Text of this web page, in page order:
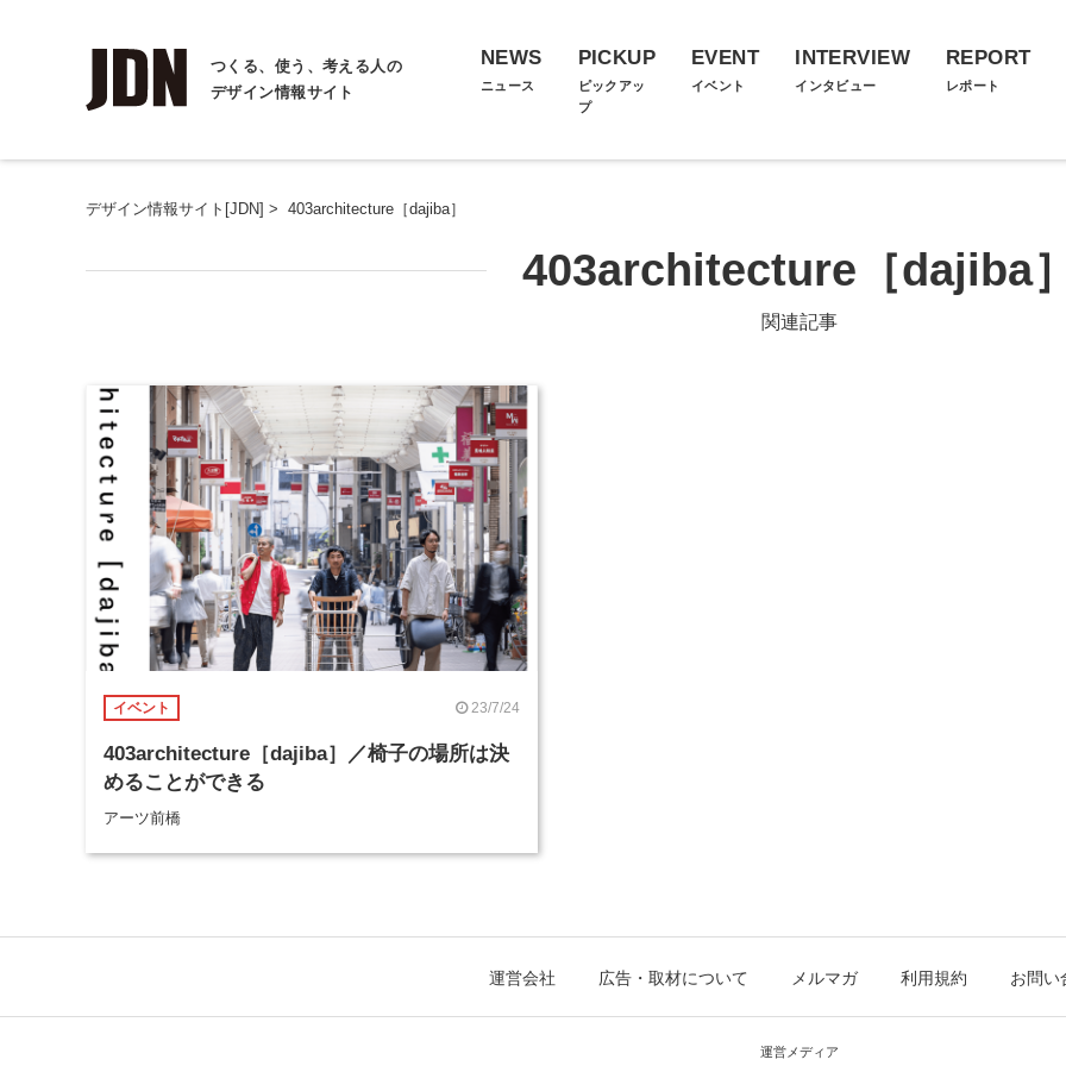
つくる、使う、考える人の
デザイン情報サイト
NEWS
ニュース
PICKUP
ピックアッ
プ
EVENT
イベント
INTERVIEW
インタビュー
REPORT
レポート
デザイン情報サイト[JDN] > 403architecture［dajiba］
403architecture［dajiba
関連記事
イベント 23/7/24
403architecture［dajiba］／椅子の場所は決
めることができる
アーツ前橋
運営会社 広告・取材について メルマガ 利用規約 お問い
運営メディア